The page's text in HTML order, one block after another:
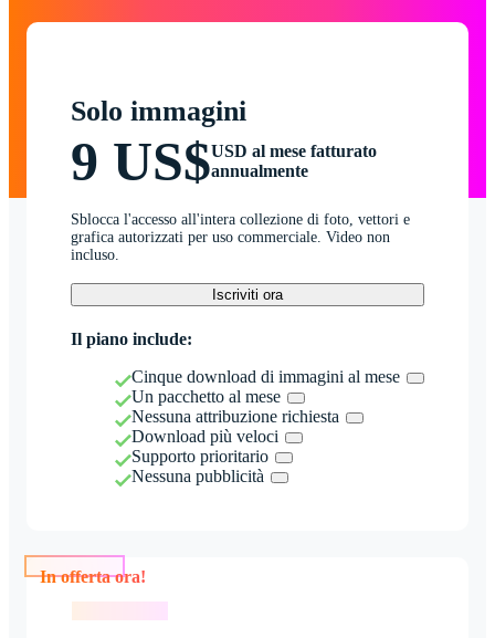
Solo immagini
9 US$USD al mese fatturato
annualmente
Sblocca l'accesso all'intera collezione di foto, vettori e
grafica autorizzati per uso commerciale. Video non
incluso.
Iscriviti ora
Il piano include:
Cinque download di immagini al mese
Un pacchetto al mese
Nessuna attribuzione richiesta
Download più veloci
Supporto prioritario
Nessuna pubblicità